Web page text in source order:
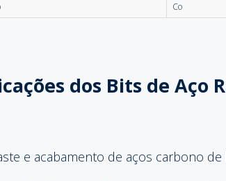
Co
dos Bits de Aço
e acabamento de aços carbono de